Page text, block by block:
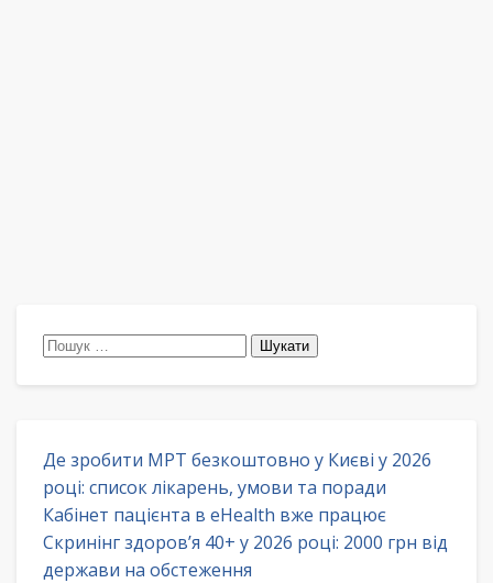
Пошук:
Де зробити МРТ безкоштовно у Києві у 2026
році: список лікарень, умови та поради
Кабінет пацієнта в eHealth вже працює
Скринінг здоров’я 40+ у 2026 році: 2000 грн від
держави на обстеження